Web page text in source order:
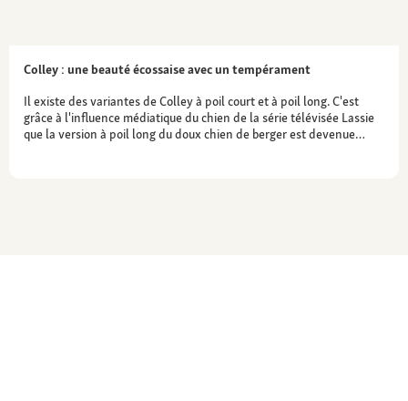
Colley : une beauté écossaise avec un tempérament
Il existe des variantes de Colley à poil court et à poil long. C'est
grâce à l'influence médiatique du chien de la série télévisée Lassie
que la version à poil long du doux chien de berger est devenue…